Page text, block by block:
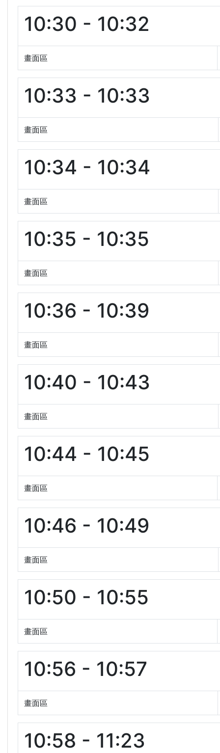
10:30 - 10:32
畫面區
10:33 - 10:33
畫面區
10:34 - 10:34
畫面區
10:35 - 10:35
畫面區
10:36 - 10:39
畫面區
10:40 - 10:43
畫面區
10:44 - 10:45
畫面區
10:46 - 10:49
畫面區
10:50 - 10:55
畫面區
10:56 - 10:57
畫面區
10:58 - 11:23